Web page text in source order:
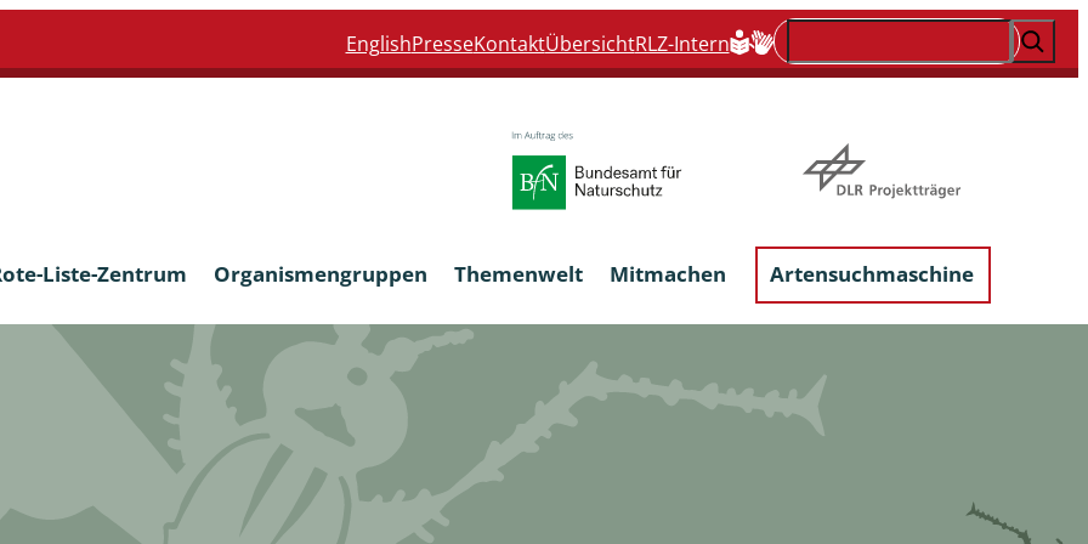
EnglishPresseKontaktÜbersichtRLZ-Intern Suchen
Liste-Zentrum Organismengruppen
Armleuchteralgen
Farn- und Blütenpflanzen
Limnische Braunalgen und Rotalgen
Flechten, flechtenbewohnende und
flechtenähnliche Pilze
Themenwelt Mitmachen Artensuchmaschine